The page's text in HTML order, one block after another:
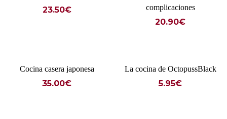
23.50€
complicaciones
20.90€
Cocina casera japonesa
35.00€
La cocina de OctopussBlack
5.95€